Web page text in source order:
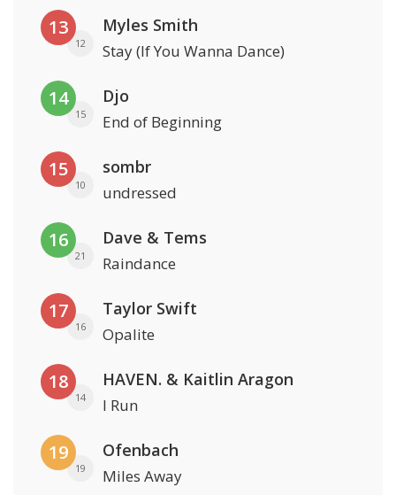
13
12
Myles Smith
Stay (If You Wanna Dance)
14
15
Djo
End of Beginning
15
10
sombr
undressed
16
21
Dave & Tems
Raindance
17
16
Taylor Swift
Opalite
18
14
HAVEN. & Kaitlin Aragon
I Run
19
19
Ofenbach
Miles Away